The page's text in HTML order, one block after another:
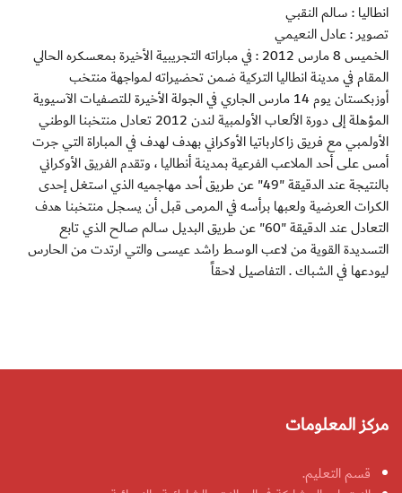
انطاليا : سالم النقبي
تصوير : عادل النعيمي
الخميس 8 مارس 2012 : في مباراته التجريبية الأخيرة بمعسكره الحالي
المقام في مدينة انطاليا التركية ضمن تحضيراته لمواجهة منتخب
أوزبكستان يوم 14 مارس الجاري في الجولة الأخيرة للتصفيات الآسيوية
المؤهلة إلى دورة الألعاب الأولمبية لندن 2012 تعادل منتخبنا الوطني
الأولمبي مع فريق زاكارباتيا الأوكراني بهدف لهدف في المباراة التي جرت
أمس على أحد الملاعب الفرعية بمدينة أنطاليا ، وتقدم الفريق الأوكراني
بالنتيجة عند الدقيقة "49" عن طريق أحد مهاجميه الذي استغل إحدى
الكرات العرضية ولعبها برأسه في المرمى قبل أن يسجل منتخبنا هدف
التعادل عند الدقيقة "60" عن طريق البديل سالم صالح الذي تابع
التسديدة القوية من لاعب الوسط راشد عيسى والتي ارتدت من الحارس
ليودعها في الشباك . التفاصيل لاحقاً
مركز المعلومات
قسم التعليم.